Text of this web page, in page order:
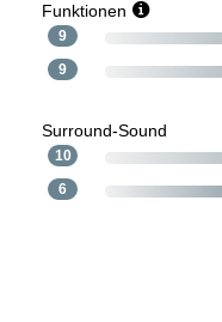
Funktionen
9
9
Surround-Sound
10
6